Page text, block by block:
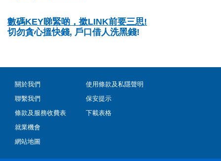
數碼KEY睇緊啲，撳LINK前要三思!
切勿貪心搵快錢, 戶口借人洗黑錢!
關於我們
聯繫我們
條款及服務收費表
就業機會
網站地圖
使用條款及私隱聲明
保安提示
下載表格